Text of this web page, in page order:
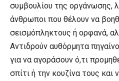
συμβουλίου της οργάνωσης,
άνθρωποι που θέλουν να
σεισμόπληκτους ή ορφανά,
Αντιδρούν αυθόρμητα
για να αγοράσουν ό,τι
σπίτι ή την κουζίνα τους